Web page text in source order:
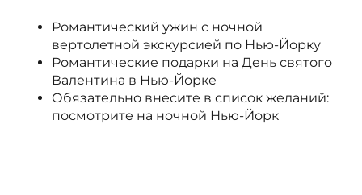
Романтический ужин с ночной
вертолетной экскурсией по Нью-Йорку
Романтические подарки на День святого
Валентина в Нью-Йорке
Обязательно внесите в список желаний:
посмотрите на ночной Нью-Йорк